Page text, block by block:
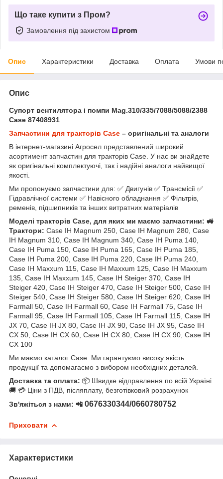
Що таке купити з Пром?
Замовлення під захистом
Опис Характеристики Доставка Оплата Умови
Опис
Супорт вентилятора і помпи Mag.310/335/7088/5088/2388
Case 87408931
Запчастини для тракторів Case – оригінальні та аналоги
В інтернет-магазині Агросел представлений широкий
асортимент запчастин для тракторів Case. У нас ви знайдете
як оригінальні комплектуючі, так і надійні аналоги найвищої
якості.
Ми пропонуємо запчастини для: ✅ Двигунів ✅ Трансмісії ✅
Гідравлічної системи ✅ Навісного обладнання ✅ Фільтрів,
ременів, підшипників та інших витратних матеріалів
Моделі тракторів Case, для яких ми маємо запчастини: 🚜
Трактори: Case IH Magnum 250, Case IH Magnum 280, Case
IH Magnum 310, Case IH Magnum 340, Case IH Puma 140,
Case IH Puma 150, Case IH Puma 165, Case IH Puma 185,
Case IH Puma 200, Case IH Puma 220, Case IH Puma 240,
Case IH Maxxum 115, Case IH Maxxum 125, Case IH Maxxum
135, Case IH Maxxum 145, Case IH Steiger 370, Case IH
Steiger 420, Case IH Steiger 470, Case IH Steiger 500, Case IH
Steiger 540, Case IH Steiger 580, Case IH Steiger 620, Case IH
Farmall 50, Case IH Farmall 60, Case IH Farmall 75, Case IH
Farmall 95, Case IH Farmall 105, Case IH Farmall 115, Case IH
JX 70, Case IH JX 80, Case IH JX 90, Case IH JX 95, Case IH
CX 50, Case IH CX 60, Case IH CX 80, Case IH CX 90, Case IH
CX 100
Ми маємо каталог Case. Ми гарантуємо високу якість
продукції та допомагаємо з вибором необхідних деталей.
Доставка та оплата: 📦 Швидке відправлення по всій Україні
🚚 💳 Ціни з ПДВ, післяплату, безготівковий розрахунок
Зв'яжіться з нами: 📲 0676330344/0660780752
Приховати
Характеристики